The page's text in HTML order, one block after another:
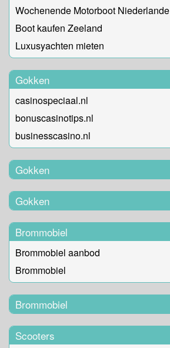
Wochenende Motorboot Niederlande
Boot kaufen Zeeland
Luxusyachten mieten
Gokken
casinospeciaal.nl
bonuscasinotips.nl
businesscasino.nl
Gokken
Gokken
Brommobiel
Brommobiel aanbod
Brommobiel
Brommobiel
Scooters